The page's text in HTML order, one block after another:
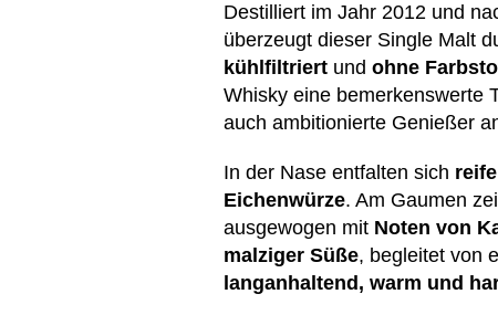
Destilliert im Jahr 2012 und
überzeugt dieser Single Malt
kühlfiltriert und ohne
Whisky eine bemerkenswerte
auch ambitionierte Genießer
In der Nase entfalten sich
Eichenwürze. Am Gaumen
ausgewogen mit Noten von
malziger Süße, begleitet von
langanhaltend, warm und